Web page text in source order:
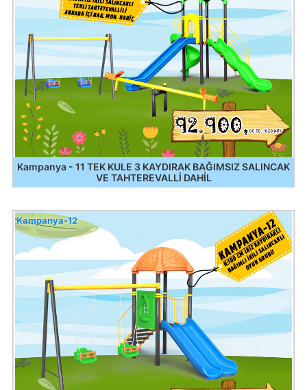
Kampanya - 11 TEK KULE 3 KAYDIRAK BAĞIMSIZ SALINCAK
VE TAHTEREVALLİ DAHİL
Kampanya-12